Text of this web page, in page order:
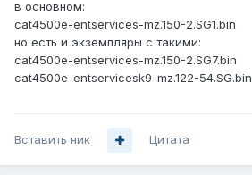
в основном:
cat4500e-entservices-mz.150-2.SG1.bin
но есть и экземпляры с такими:
cat4500e-entservices-mz.150-2.SG7.bin
cat4500e-entservicesk9-mz.122-54.SG.bin
Вставить ник Цитата